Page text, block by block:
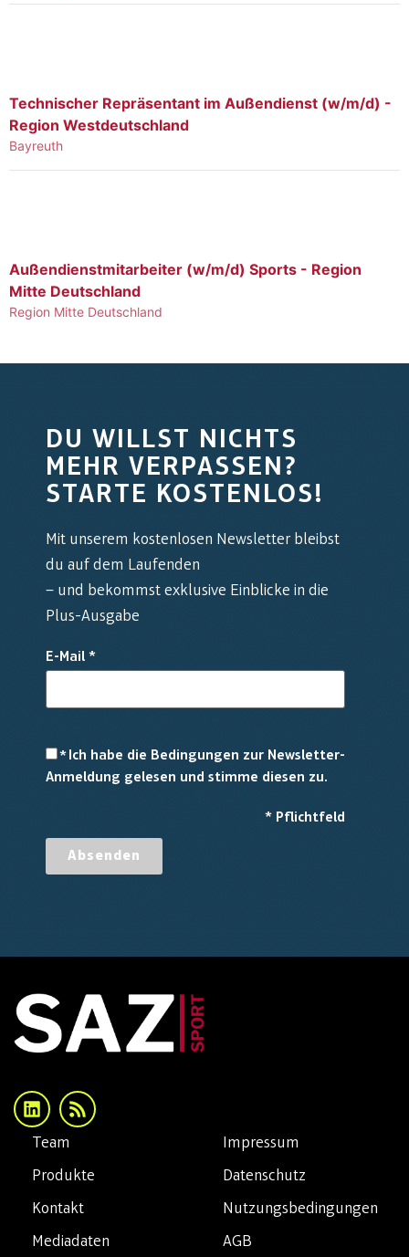
Technischer Repräsentant im Außendienst (w/m/d) -
Region Westdeutschland
Bayreuth
Außendienstmitarbeiter (w/m/d) Sports - Region
Mitte Deutschland
Region Mitte Deutschland
DU WILLST NICHTS
MEHR VERPASSEN?
STARTE KOSTENLOS!
Mit unserem kostenlosen Newsletter bleibst
du auf dem Laufenden
– und bekommst exklusive Einblicke in die
Plus-Ausgabe
E-Mail *
* Ich habe die Bedingungen zur Newsletter-
Anmeldung gelesen und stimme diesen zu.
* Pflichtfeld
Absenden
Impressum
Datenschutz
Nutzungsbedingungen
AGB
Team
Produkte
Kontakt
Mediadaten